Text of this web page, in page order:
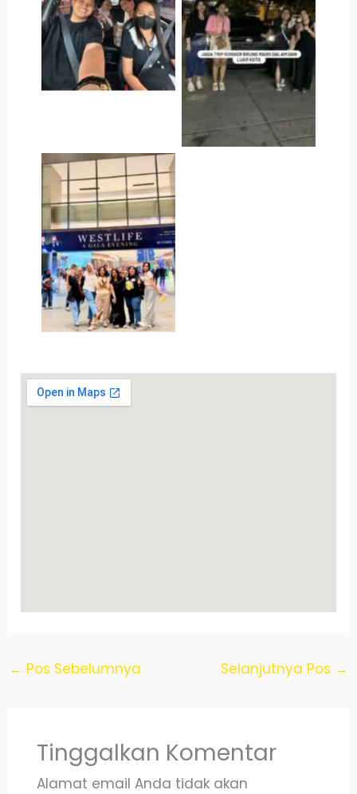
Westlife Jakarta
Jasa Trip Konser
Bruno Mars
Jasa Trip Konser
Westlife Jakarta
← Pos Sebelumnya Selanjutnya Pos →
Tinggalkan Komentar
Alamat email Anda tidak akan